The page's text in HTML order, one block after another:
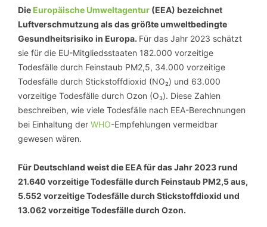
Die Europäische Umweltagentur (EEA) bezeichnet
Luftverschmutzung als das größte umweltbedingte
Gesundheitsrisiko in Europa. Für das Jahr 2023 schätzt
sie für die EU-Mitgliedsstaaten 182.000 vorzeitige
Todesfälle durch Feinstaub PM2,5, 34.000 vorzeitige
Todesfälle durch Stickstoffdioxid (NO₂) und 63.000
vorzeitige Todesfälle durch Ozon (O₃). Diese Zahlen
beschreiben, wie viele Todesfälle nach EEA-Berechnungen
bei Einhaltung der WHO-Empfehlungen vermeidbar
gewesen wären.
Für Deutschland weist die EEA für das Jahr 2023 rund
21.640 vorzeitige Todesfälle durch Feinstaub PM2,5 aus,
5.552 vorzeitige Todesfälle durch Stickstoffdioxid und
13.062 vorzeitige Todesfälle durch Ozon.